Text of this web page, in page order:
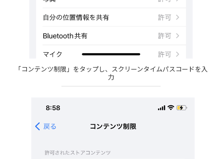
「コンテンツ制限」をタップし、スクリーンタイムパスコードを入
力